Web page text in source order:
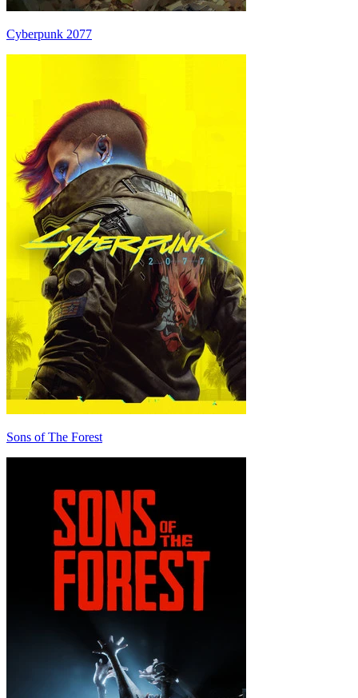
Cyberpunk 2077
Sons of The Forest